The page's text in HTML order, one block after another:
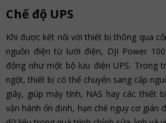
Chế độ UPS
Khi được kết nối với thiết bị thông qua
nguồn điện từ lưới điện, DJI Power
động như một bộ lưu điện UPS. Trong
ngột, thiết bị có thể chuyển sang cấp
giây, giúp máy tính, NAS hay các thiết
vận hành ổn định, hạn chế nguy cơ gián